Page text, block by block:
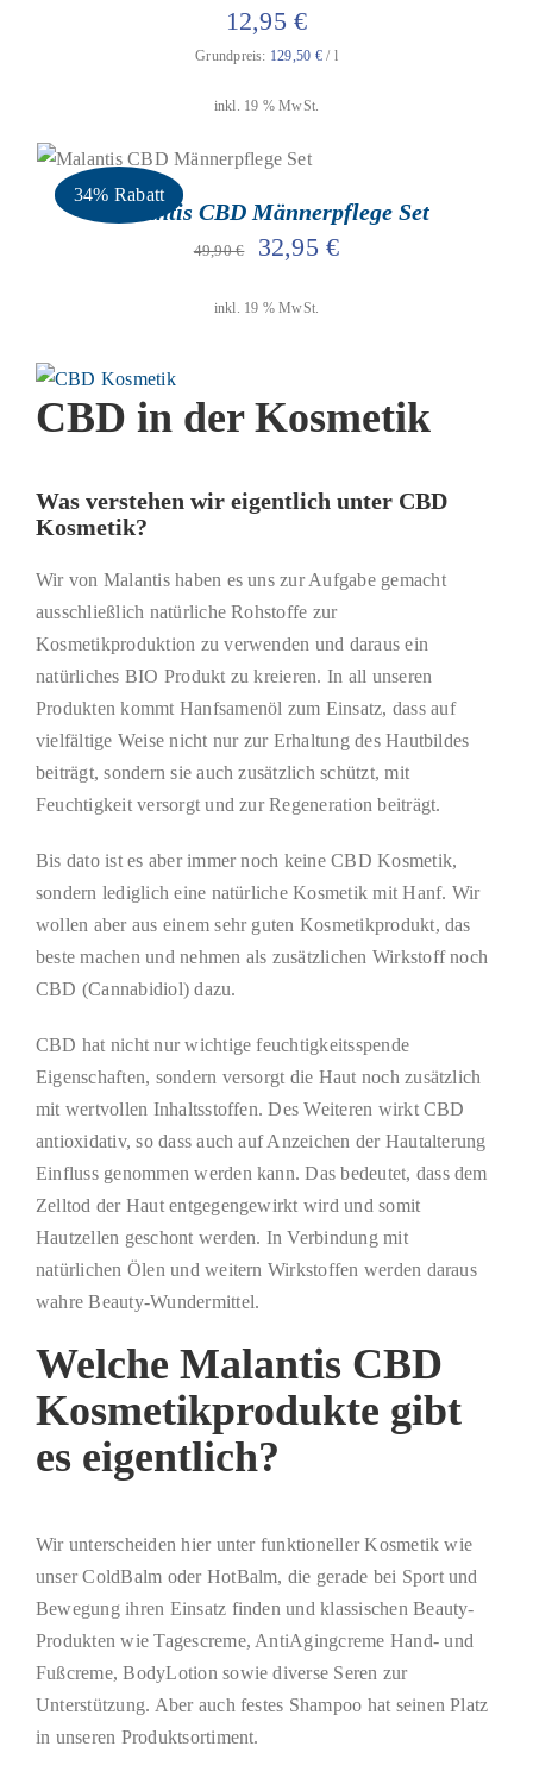
12,95€
Grundpreis: 129,50 €/ l
inkl. 19 % MwSt.
34% Rabatt
Bewertet
geprüfte Gesamtbewertungen
IN DEN WARENKORB
Malantis CBD Männerpflege Set
49,90€
Ursprünglicher
32,95€Aktueller
inkl. 19 % MwSt.
CBD in der Kosmetik
Was verstehen wir eigentlich unter CBD
Kosmetik?
Wir von Malantis haben es uns zur Aufgabe gemacht
ausschließlich natürliche Rohstoffe zur
Kosmetikproduktion zu verwenden und daraus ein
natürliches BIO Produkt zu kreieren. In all unseren
Produkten kommt Hanfsamenöl zum Einsatz, dass auf
vielfältige Weise nicht nur zur Erhaltung des Hautbildes
beiträgt, sondern sie auch zusätzlich schützt, mit
Feuchtigkeit versorgt und zur Regeneration beiträgt.
Bis dato ist es aber immer noch keine CBD Kosmetik,
sondern lediglich eine natürliche Kosmetik mit Hanf. Wir
wollen aber aus einem sehr guten Kosmetikprodukt, das
beste machen und nehmen als zusätzlichen Wirkstoff noch
CBD (Cannabidiol) dazu.
CBD hat nicht nur wichtige feuchtigkeitsspende
Eigenschaften, sondern versorgt die Haut noch zusätzlich
mit wertvollen Inhaltsstoffen. Des Weiteren wirkt CBD
antioxidativ, so dass auch auf Anzeichen der Hautalterung
Einfluss genommen werden kann. Das bedeutet, dass dem
Zelltod der Haut entgegengewirkt wird und somit
Hautzellen geschont werden. In Verbindung mit
natürlichen Ölen und weitern Wirkstoffen werden daraus
wahre Beauty-Wundermittel.
Welche Malantis CBD
Kosmetikprodukte gibt
es eigentlich?
Wir unterscheiden hier unter funktioneller Kosmetik wie
unser ColdBalm oder HotBalm, die gerade bei Sport und
Bewegung ihren Einsatz finden und klassischen Beauty-
Produkten wie Tagescreme, AntiAgingcreme Hand- und
Fußcreme, BodyLotion sowie diverse Seren zur
Unterstützung. Aber auch festes Shampoo hat seinen Platz
in unseren Produktsortiment.